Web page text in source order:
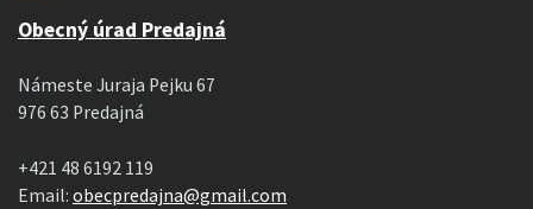
Obecný úrad Predajná
Námeste Juraja Pejku 67
976 63 Predajná
+421 48 6192 119
Email: obecpredajna@gmail.com